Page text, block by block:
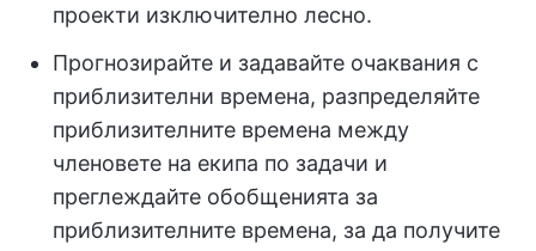
проекти изключително лесно.
Прогнозирайте и задавайте очаквания с
приблизителни времена, разпределяйте
приблизителните времена между
членовете на екипа по задачи и
преглеждайте обобщенията за
приблизителните времена, за да получите